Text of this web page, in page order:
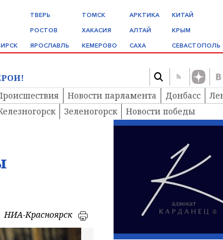
ТВЕРЬ
РОСТОВ
ЯРОСЛАВЛЬ
ТОМСК
ХАКАСИЯ
КЕМЕРОВО
АРКТИКА
АЛТАЙ
САХА
КИТАЙ
КРЫМ
СЕВАСТОПОЛЬ
Новости парламента Донбасс
Зеленогорск
Новости победы
НИА-Красноярск